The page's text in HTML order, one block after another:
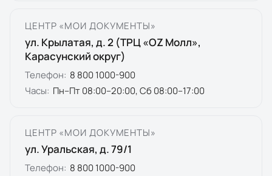
ЦЕНТР «МОИ ДОКУМЕНТЫ»
ул. Крылатая, д. 2 (ТРЦ «OZ Молл»,
Карасунский округ)
Телефон: 8 800 1000-900
Часы: Пн–Пт 08:00–20:00, Сб 08:00–17:00
ЦЕНТР «МОИ ДОКУМЕНТЫ»
ул. Уральская, д. 79/1
Телефон: 8 800 1000-900